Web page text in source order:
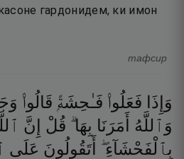
гардонидем, ки имон
тафсир
وَإِذَا فَعَلُوا۟ فَـٰحِشَةًۭ قَالُوا۟
وَٱللَّهُ
أَمَرَنَا بِهَا ۗ قُلْ إِنَّ
بِٱلْفَحْشَآءِ ۖ أَتَقُولُونَ عَلَى